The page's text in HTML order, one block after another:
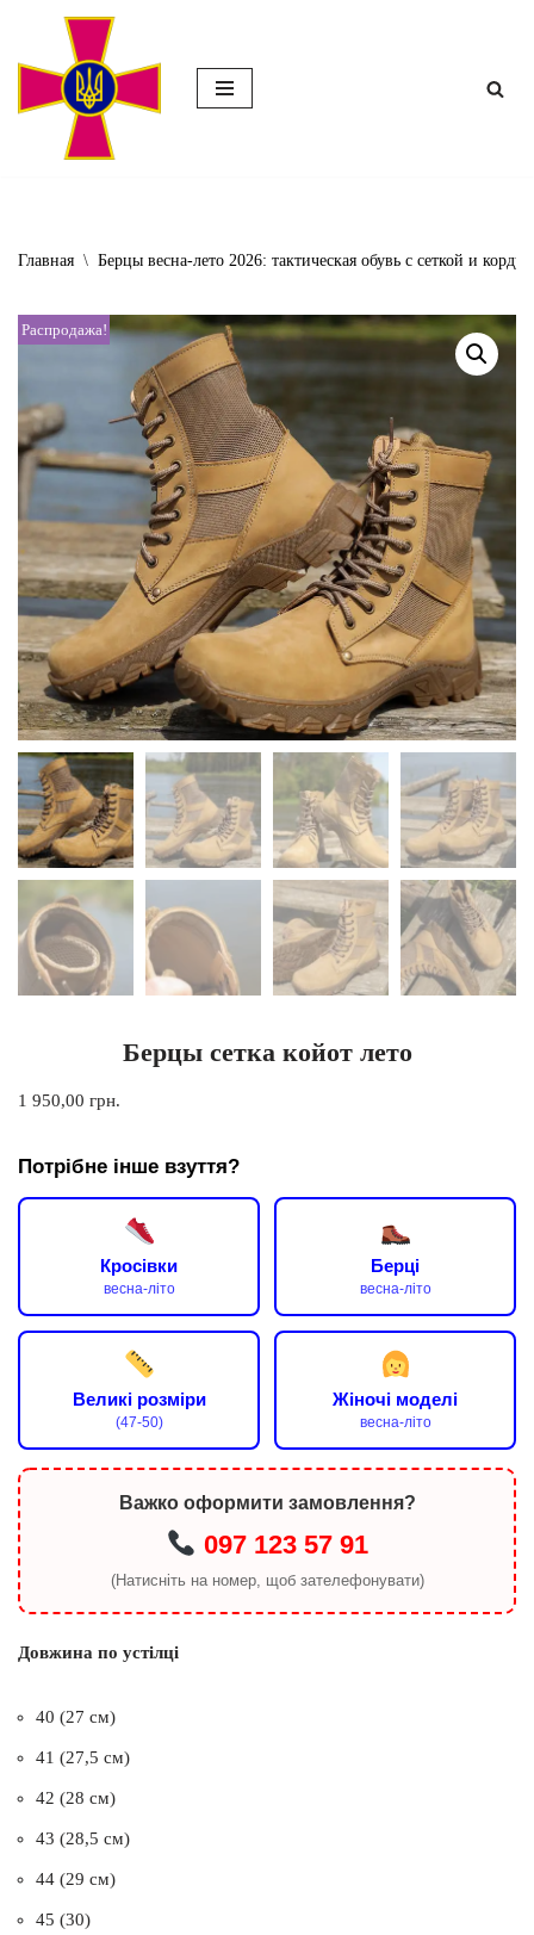
Перейти
содержимому
Главная \ Берцы весна-лето 2026: тактическая обувь с сеткой и
Распродажа!
Берцы сетка койот лето
1 950,00 грн.
Потрібне інше взуття?
Кросівки
весна-літо
Берці
весна-літо
Великі розміри
(47-50)
Жіночі моделі
весна-літо
Важко оформити замовлення?
097 123 57 91
(Натисніть на номер, щоб зателефонувати)
Довжина по устілці
40 (27 см)
41 (27,5 см)
42 (28 см)
43 (28,5 см)
44 (29 см)
45 (30)